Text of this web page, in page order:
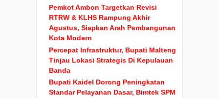
Pemkot Ambon Targetkan Revisi
RTRW & KLHS Rampung Akhir
Agustus, Siapkan Arah Pembangunan
Kota Modern
Percepat Infrastruktur, Bupati Malteng
Tinjau Lokasi Strategis Di Kepulauan
Banda
Bupati Kaidel Dorong Peningkatan
Standar Pelayanan Dasar, Bimtek SPM